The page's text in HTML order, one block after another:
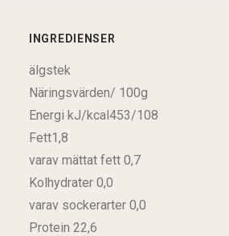
INGREDIENSER
älgstek
Näringsvärden/ 100g
Energi kJ/kcal453/108
Fett1,8
varav mättat fett 0,7
Kolhydrater 0,0
varav sockerarter 0,0
Protein 22,6